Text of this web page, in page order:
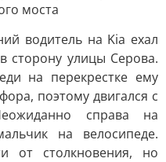
моста
водитель на Kia ехал
сторону улицы Серова.
на перекрестке ему
поэтому двигался с
справа на
на велосипеде.
от столкновения, но